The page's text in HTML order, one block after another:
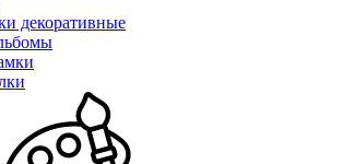
декоративные